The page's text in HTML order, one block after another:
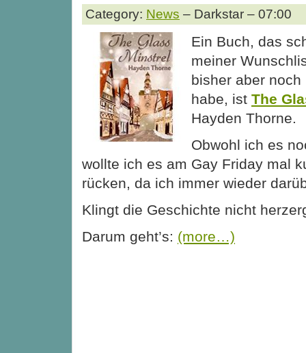
Category: News – Darkstar – 07:00
Ein Buch, das
meiner
bisher aber
habe, ist The
Hayden Thorne.
Obwohl ich es
wollte ich es am Gay Friday mal
rücken, da ich immer wieder
Klingt die Geschichte nicht
Darum geht’s: (more…)